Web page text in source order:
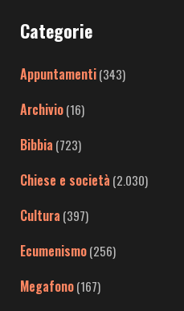
Categorie
Appuntamenti(343)
Archivio(16)
Bibbia (723)
Chiese e società (2.030)
Cultura (397)
Ecumenismo(256)
Megafono(167)